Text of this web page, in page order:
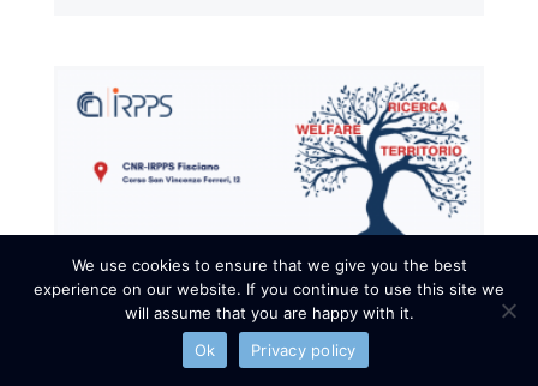
We use cookies to ensure that we give you the best
experience on our website. If you continue to use this site we
will assume that you are happy with it.
Ok
Privacy policy